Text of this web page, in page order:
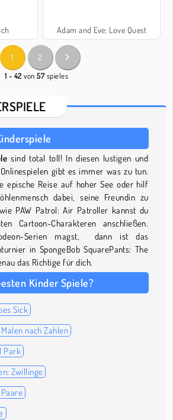
Adam and Eve: Love Quest
1 2
1 - 42 von57spieles
sind total toll! In diesen lustigen und
gibt es immer was zu tun.
epische Reise auf hoher See oder hilf
dabei, seine Freundin zu
PAW Patrol: Air Patroller kannst du
Cartoon-Charakteren anschließen.
Serien magst, dann ist das
in SpongeBob SquarePants: The
das Richtige für dich.
Kinder Spiele?
Sick
nach Zahlen
Park
Zwillinge